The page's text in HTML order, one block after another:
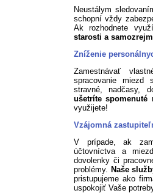
Neustálym
schopní vždy
Ak rozhodnete
starosti a
Zníženie
Zamestnávať
spracovanie miezd
stravné, nadčasy,
ušetríte
využijete!
Vzájomná
V prípade, ak
účtovníctva a
dovolenky či
problémy. Naše
pristupujeme ako
uspokojiť Vaše